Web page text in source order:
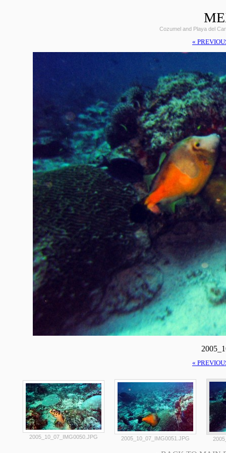
Cozumel and Playa del
«
«
2005_10_07_IMG0050.JPG 2005_10_07_IMG0051.JPG